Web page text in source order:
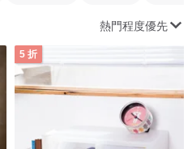
熱門程度優先
5 折